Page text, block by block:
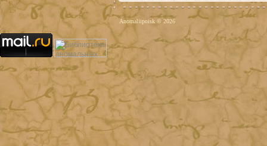
Anomaliipoisk © 2026